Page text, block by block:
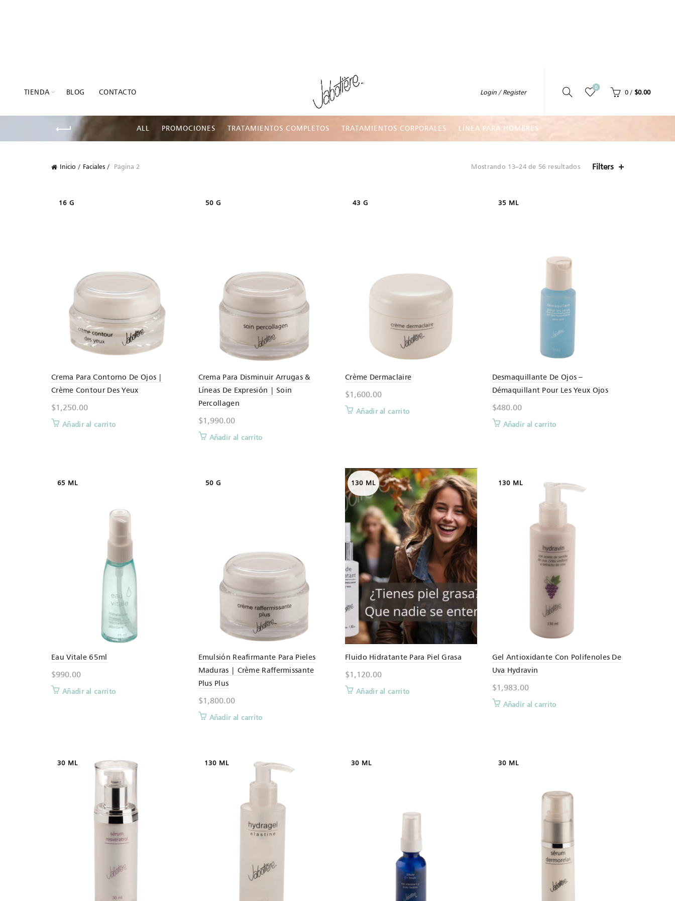
TIENDA BLOG CONTACTO Login / Register
0
0 / $0.00
ALL PROMOCIONES TRATAMIENTOS COMPLETOS TRATAMIENTOS CORPORALES LÍNEA PARA HOMBRES
Inicio Faciales Página 2 Mostrando 13–24 de 56 resultados Filters
16 G
Crema Para Contorno De Ojos |
Crème Contour Des Yeux
$1,250.00
Añadir al carrito
50 G
Crema Para Disminuir Arrugas &
Líneas De Expresión | Soin
Percollagen
$1,990.00
Añadir al carrito
43 G
Crème Dermaclaire
$1,600.00
Añadir al carrito
35 ML
Desmaquillante De Ojos –
Démaquillant Pour Les Yeux Ojos
$480.00
Añadir al carrito
65 ML
Eau Vitale 65ml
$990.00
Añadir al carrito
50 G
Emulsión Reafirmante Para Pieles
Maduras | Crème Raffermissante
Plus Plus
$1,800.00
Añadir al carrito
130 ML
Fluido Hidratante Para Piel Grasa
$1,120.00
Añadir al carrito
130 ML
Gel Antioxidante Con Polifenoles De
Uva Hydravin
$1,983.00
Añadir al carrito
30 ML 130 ML 30 ML 30 ML